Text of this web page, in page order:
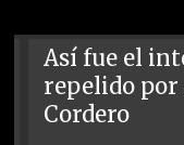
Así fue el
repelido
Cordero